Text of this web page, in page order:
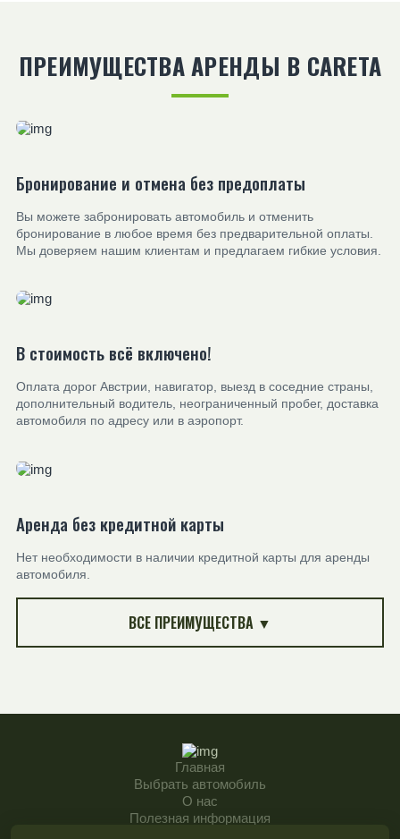
ПРЕИМУЩЕСТВА АРЕНДЫ В CARETA
Бронирование и отмена без предоплаты
Вы можете забронировать автомобиль и отменить
бронирование в любое время без предварительной оплаты.
Мы доверяем нашим клиентам и предлагаем гибкие условия.
В стоимость всё включено!
Оплата дорог Австрии, навигатор, выезд в соседние страны,
дополнительный водитель, неограниченный пробег, доставка
автомобиля по адресу или в аэропорт.
Аренда без кредитной карты
Нет необходимости в наличии кредитной карты для аренды
автомобиля.
ВСЕ ПРЕИМУЩЕСТВА ▼
Главная
Выбрать автомобиль
О нас
Полезная информация